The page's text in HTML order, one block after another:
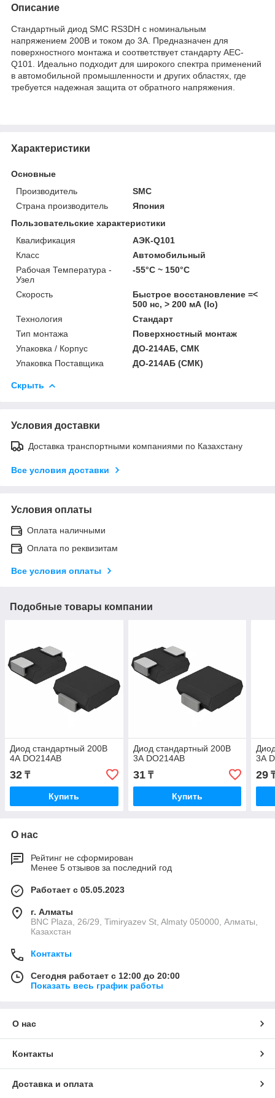
Описание
Стандартный диод SMC RS3DH с номинальным
напряжением 200В и током до 3А. Предназначен для
поверхностного монтажа и соответствует стандарту AEC-
Q101. Идеально подходит для широкого спектра применений
в автомобильной промышленности и других областях, где
требуется надежная защита от обратного напряжения.
Характеристики
Основные
Производитель
SMC
Страна производитель
Япония
Пользовательские характеристики
Квалификация
АЭК-Q101
Класс
Автомобильный
Рабочая Температура -
Узел
-55°С ~ 150°С
Скорость
Быстрое восстановление =<
500 нс, > 200 мА (Io)
Технология
Стандарт
Тип монтажа
Поверхностный монтаж
Упаковка / Корпус
ДО-214АБ, СМК
Упаковка Поставщика
ДО-214АБ (СМК)
Скрыть
Условия доставки
Доставка транспортными компаниями по Казахстану
Все условия доставки
Условия оплаты
Оплата наличными
Оплата по реквизитам
Все условия оплаты
Подобные товары компании
Диод стандартный 200В
4А DO214AB
32 ₸
Купить
Диод стандартный 200В
3А DO214AB
31₸
Купить
3А
29
О нас
Рейтинг не сформирован
Менее 5 отзывов за последний год
Работает с 05.05.2023
г. Алматы
BNC Plaza, 26/29, Timiryazev St, Almaty 050000, Алматы,
Казахстан
Контакты
Сегодня работает с 12:00 до 20:00
Показать весь график работы
О нас
Контакты
Доставка и оплата